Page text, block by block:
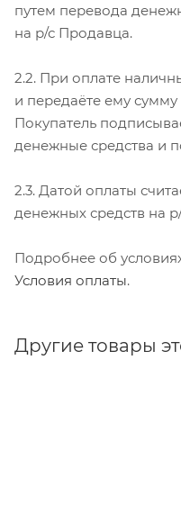
путем перевода
на р/с Продавца.
2.2. При оплате
и передаёте ему сумму
Покупатель
денежные средства и
2.3. Датой оплаты
денежных средств на
Подробнее об
Условия оплаты.
Другие товары